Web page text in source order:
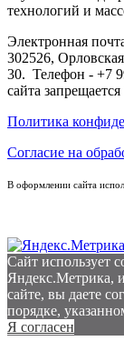
технологий и
Электронная
302526,
30. Телефон - +7
сайта
Политика
Согласие на
В оформлении сайта
Сайт использует
Яндекс.Метрика,
сайте, вы даете
порядке,
Я согласен